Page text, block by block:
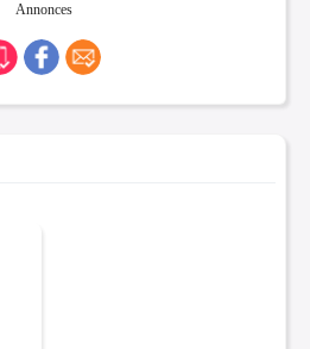
Annonces